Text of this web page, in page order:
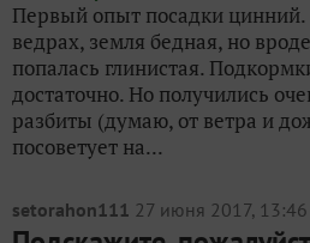
Первый опыт посадки цинний.
ведрах, земля бедная, но
попалась глинистая.
достаточно. Но получились
разбиты (думаю, от ветра и
посоветует на...
setorahon111 27 июня 2017, 13:46